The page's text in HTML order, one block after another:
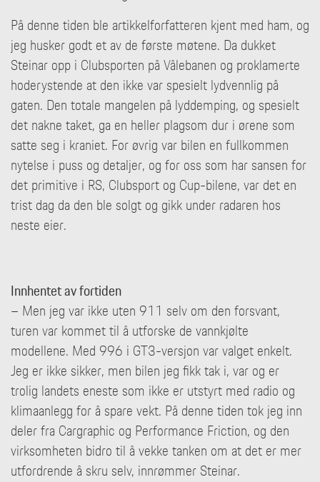
På denne tiden ble artikkelforfatteren kjent med ham, og
jeg husker godt et av de første møtene. Da dukket
Steinar opp i Clubsporten på Vålebanen og proklamerte
hoderystende at den ikke var spesielt lydvennlig på
gaten. Den totale mangelen på lyddemping, og spesielt
det nakne taket, ga en heller plagsom dur i ørene som
satte seg i kraniet. For øvrig var bilen en fullkommen
nytelse i puss og detaljer, og for oss som har sansen for
det primitive i RS, Clubsport og Cup-bilene, var det en
trist dag da den ble solgt og gikk under radaren hos
neste eier.
Innhentet av fortiden
– Men jeg var ikke uten 911 selv om den forsvant,
turen var kommet til å utforske de vannkjølte
modellene. Med 996 i GT3-versjon var valget enkelt.
Jeg er ikke sikker, men bilen jeg fikk tak i, var og er
trolig landets eneste som ikke er utstyrt med radio og
klimaanlegg for å spare vekt. På denne tiden tok jeg inn
deler fra Cargraphic og Performance Friction, og den
virksomheten bidro til å vekke tanken om at det er mer
utfordrende å skru selv, innrømmer Steinar.